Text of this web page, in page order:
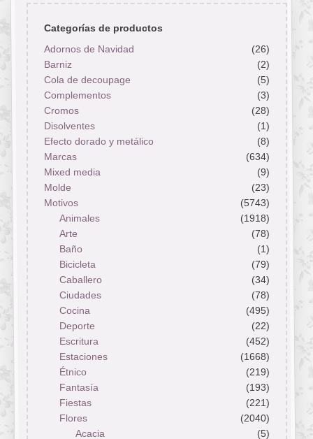
Categorías de productos
Adornos de Navidad
(26)
Barniz
(2)
Cola de decoupage
(5)
Complementos
(3)
Cromos
(28)
Disolventes
(1)
Efecto dorado y metálico
(8)
Marcas
(634)
Mixed media
(9)
Molde
(23)
Motivos
(5743)
Animales
(1918)
Arte
(78)
Baño
(1)
Bicicleta
(79)
Caballero
(34)
Ciudades
(78)
Cocina
(495)
Deporte
(22)
Escritura
(452)
Estaciones
(1668)
Étnico
(219)
Fantasía
(193)
Fiestas
(221)
Flores
(2040)
Acacia
(5)